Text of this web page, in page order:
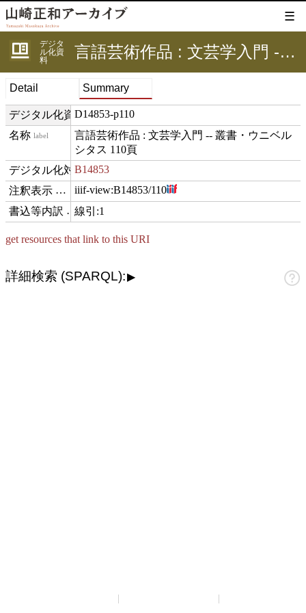
☰
デジタ
ル化資
料
言語芸術作品 : 文芸学入門 -- 叢書・ウニベルシタス 110頁
Detail Summary
デジタル化資料IDD14853-p110
label
言語芸術作品 : 文芸学入門 -- 叢書・ウニベル
シタス 110頁
digitizedFor
B14853
hasViewiiif-view:B14853/110
comment
線引:1
get resources that link to this URI
詳細検索 (SPARQL):▶